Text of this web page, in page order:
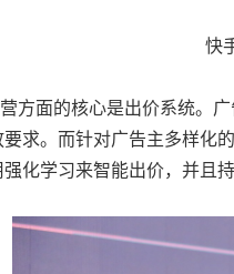
快
面的核心是出价系统。广
求。而针对广告主多样化
化学习来智能出价，并且